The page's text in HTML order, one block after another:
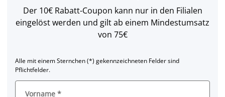
Der 10€ Rabatt-Coupon kann nur in den Filialen
eingelöst werden und gilt ab einem Mindestumsatz
von 75€
Alle mit einem Sternchen (*) gekennzeichneten Felder sind
Pflichtfelder.
Vorname *